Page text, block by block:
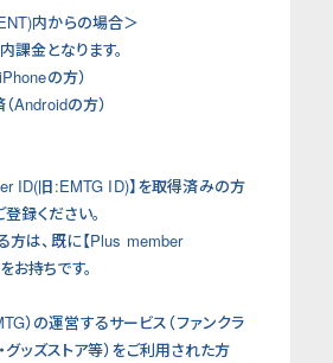
内からの場合＞
課金となります。
の方）
Androidの方）
ID(旧:EMTG ID)】を取得済みの方
録ください。
方は、既に【Plus member
お持ちです。
）の運営するサービス（ファンクラ
グッズストア等）をご利用された方